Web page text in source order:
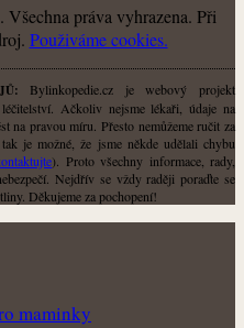
práva vyhrazena. Při
Použiváme cookies.
Bylinkopedie.cz je webový projekt
Ačkoliv nejsme lékaři, údaje na
na pravou míru. Přesto nemůžeme ručit za
je možné, že jsme někde udělali chybu
). Proto všechny informace, rady,
Nejdřív se vždy raději poraďte se
Děkujeme za pochopení!
maminky